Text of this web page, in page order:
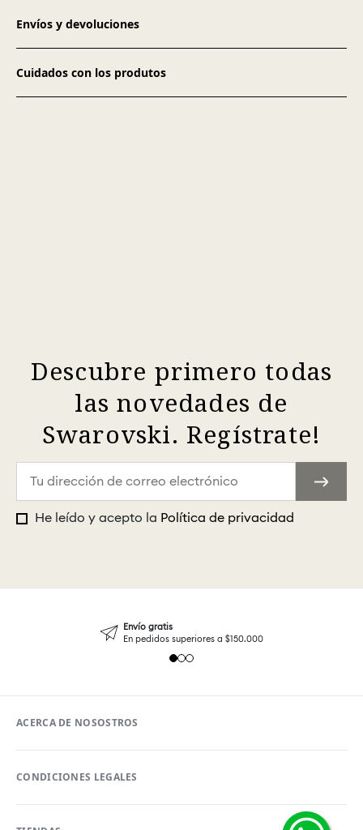
Envíos y devoluciones
Cuidados con los produtos
Descubre primero todas
las novedades de
Swarovski. Regístrate!
He leído y acepto la Política de privacidad
Envío gratis
En pedidos superiores a $150.000
ACERCA DE NOSOSTROS
CONDICIONES LEGALES